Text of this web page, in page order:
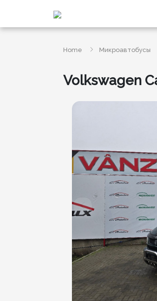
Home Микроавтобусы
Volkswagen